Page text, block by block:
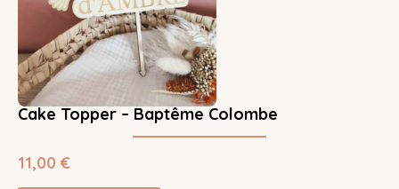
Cake Topper – Baptême Colombe
11,00 €